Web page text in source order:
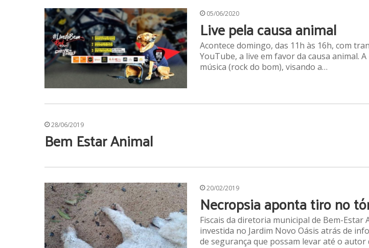
05/06/2020
Live pela causa animal
Acontece domingo, das 11h às 16h, com
YouTube, a live em favor da causa animal.
música (rock do bom), visando a…
28/06/2019
Bem Estar Animal
20/02/2019
Necropsia aponta tiro no
Fiscais da diretoria municipal de Bem-Estar
investida no Jardim Novo Oásis atrás de
de segurança que possam levar até o